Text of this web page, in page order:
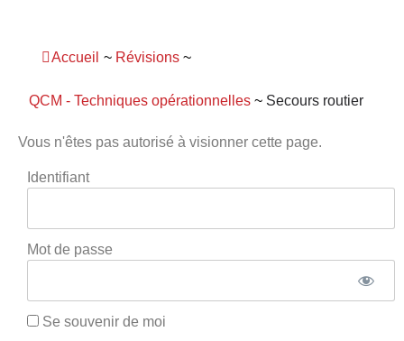
Accueil ~ Révisions ~
QCM - Techniques opérationnelles ~ Secours routier
Vous n'êtes pas autorisé à visionner cette page.
Identifiant
Mot de passe
Se souvenir de moi